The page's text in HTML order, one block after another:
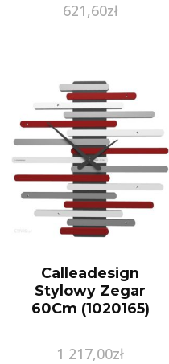
621,60zł
Calleadesign
Stylowy Zegar
60Cm (1020165)
1 217,00zł